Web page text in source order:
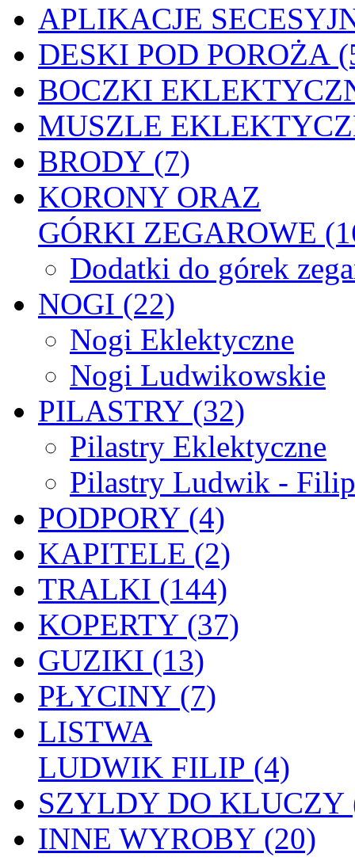
APLIKACJE
DESKI POD POROŻA
BOCZKI
MUSZLE
BRODY (7)
KORONY ORAZ
GÓRKI ZEGAROWE
Dodatki do górek
NOGI (22)
Nogi Eklektyczne
Nogi Ludwikowskie
PILASTRY (32)
Pilastry Eklektyczne
Pilastry Ludwik - Filip
PODPORY (4)
KAPITELE (2)
TRALKI (144)
KOPERTY (37)
GUZIKI (13)
PŁYCINY (7)
LISTWA
LUDWIK FILIP (4)
SZYLDY DO KLUCZY
INNE WYROBY (20)